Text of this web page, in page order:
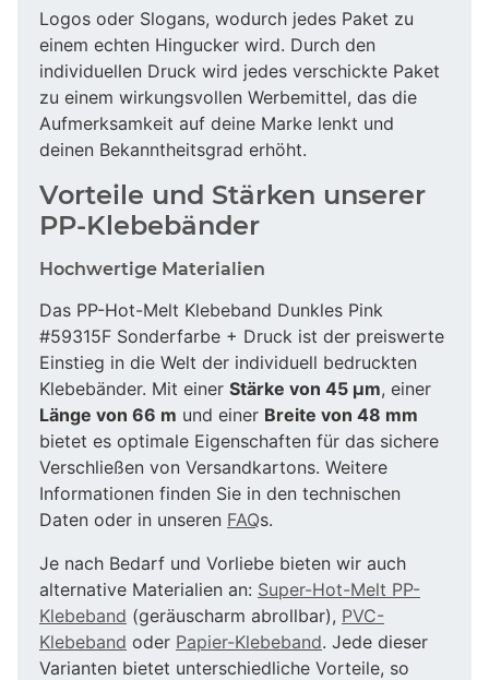
Logos oder Slogans, wodurch jedes Paket zu
einem echten Hingucker wird. Durch den
individuellen Druck wird jedes verschickte Paket
zu einem wirkungsvollen Werbemittel, das die
Aufmerksamkeit auf deine Marke lenkt und
deinen Bekanntheitsgrad erhöht.
Vorteile und Stärken unserer
PP-Klebebänder
Hochwertige Materialien
Das PP-Hot-Melt Klebeband Dunkles Pink
#59315F Sonderfarbe + Druck ist der preiswerte
Einstieg in die Welt der individuell bedruckten
Klebebänder. Mit einer Stärke von 45 µm, einer
Länge von 66 m und einer Breite von 48 mm
bietet es optimale Eigenschaften für das sichere
Verschließen von Versandkartons. Weitere
Informationen finden Sie in den technischen
Daten oder in unseren FAQs.
Je nach Bedarf und Vorliebe bieten wir auch
alternative Materialien an: Super-Hot-Melt PP-
Klebeband (geräuscharm abrollbar), PVC-
Klebeband oder Papier-Klebeband. Jede dieser
Varianten bietet unterschiedliche Vorteile, so